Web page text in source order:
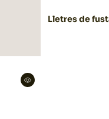
Lletres de